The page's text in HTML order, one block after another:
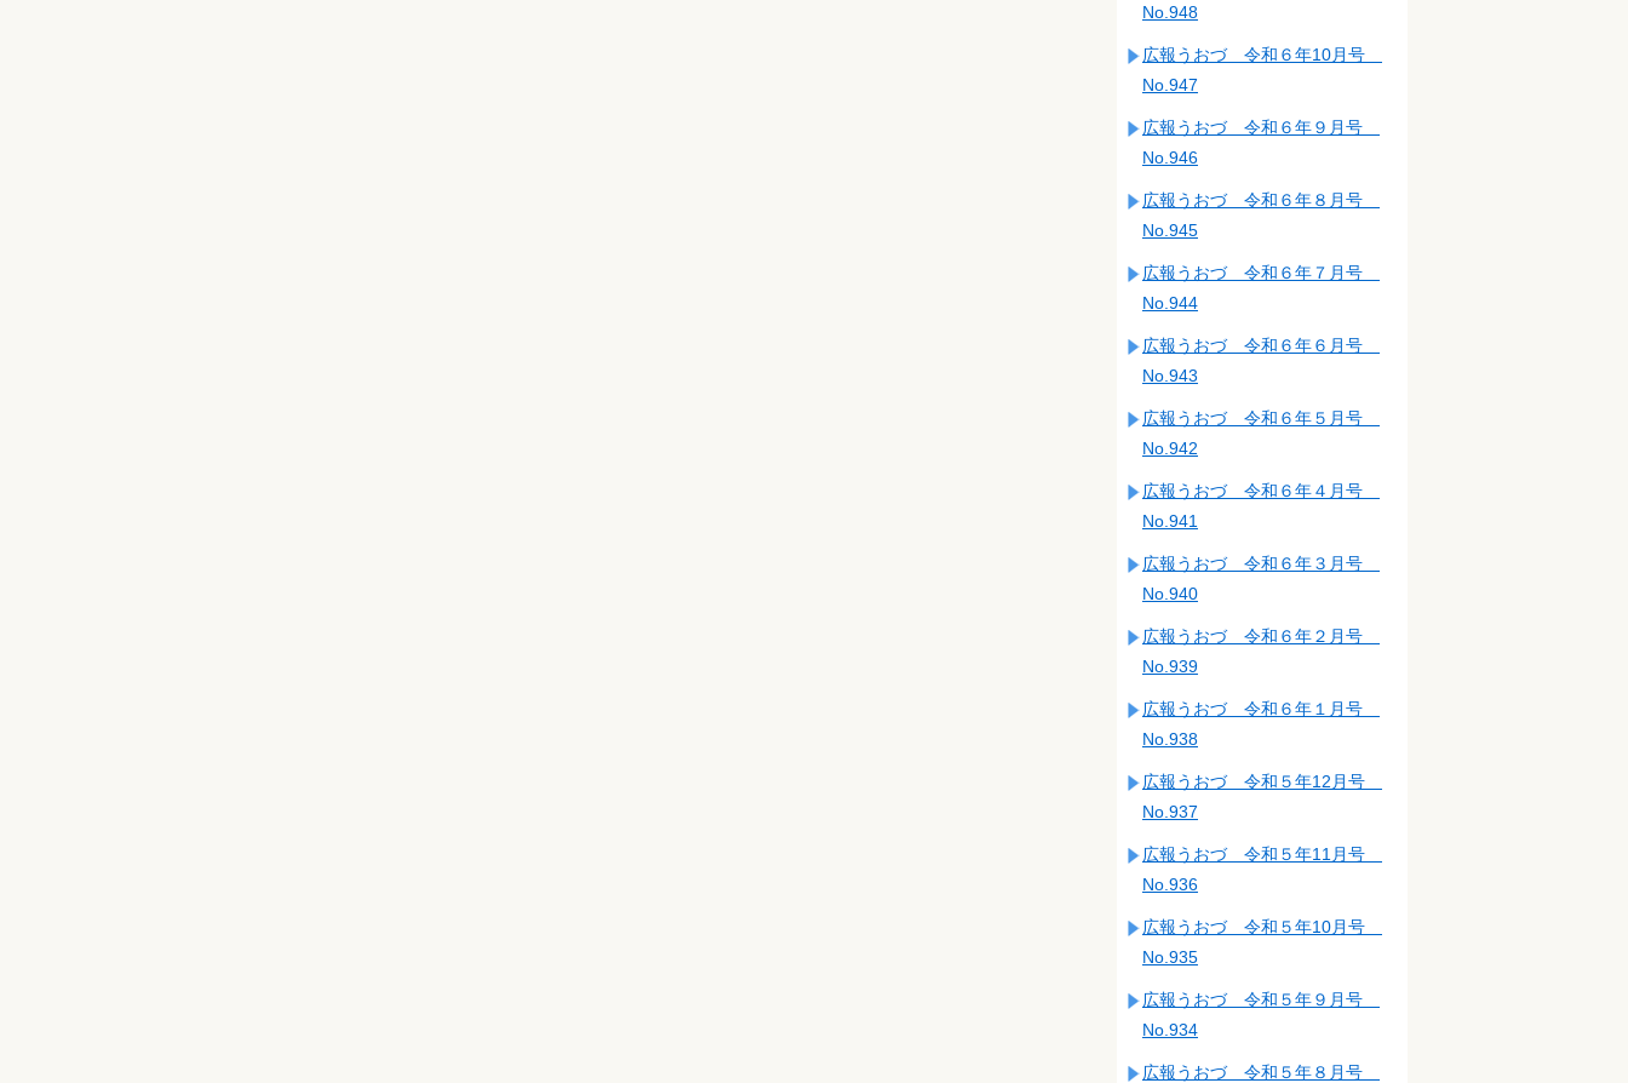
No.948
広報うおづ 令和６年10月号
No.947
広報うおづ 令和６年９月号
No.946
広報うおづ 令和６年８月号
No.945
広報うおづ 令和６年７月号
No.944
広報うおづ 令和６年６月号
No.943
広報うおづ 令和６年５月号
No.942
広報うおづ 令和６年４月号
No.941
広報うおづ 令和６年３月号
No.940
広報うおづ 令和６年２月号
No.939
広報うおづ 令和６年１月号
No.938
広報うおづ 令和５年12月号
No.937
広報うおづ 令和５年11月号
No.936
広報うおづ 令和５年10月号
No.935
広報うおづ 令和５年９月号
No.934
広報うおづ 令和５年８月号